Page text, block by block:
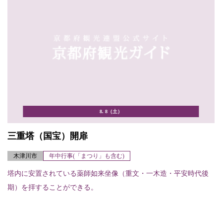
8. 8（土）
三重塔（国宝）開扉
木津川市 年中行事(「まつり」も含む)
塔内に安置されている薬師如来坐像（重文・一木造・平安時代後
期）を拝することができる。